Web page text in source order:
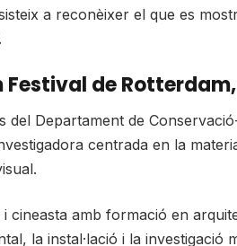
a reconèixer el que es
de Rotterdam,
del Departament de
centrada en la
amb formació en
la instal·lació i la